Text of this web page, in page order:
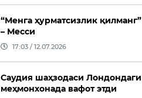
“Менга ҳурматсизлик қилманг”
– Месси
17:03 / 12.07.2026
Саудия шаҳзодаси Лондондаги
меҳмонхонада вафот этди